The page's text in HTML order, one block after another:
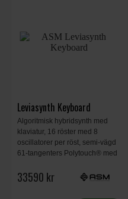
Leviasynth Keyboard
Algoritmisk hybridsynth med
klaviatur, 16 röster med 8
oscillatorer per röst, semi-vägd
61-tangenters Polytouch® med
filter (18 digitala + analogt 4-
33590 kr